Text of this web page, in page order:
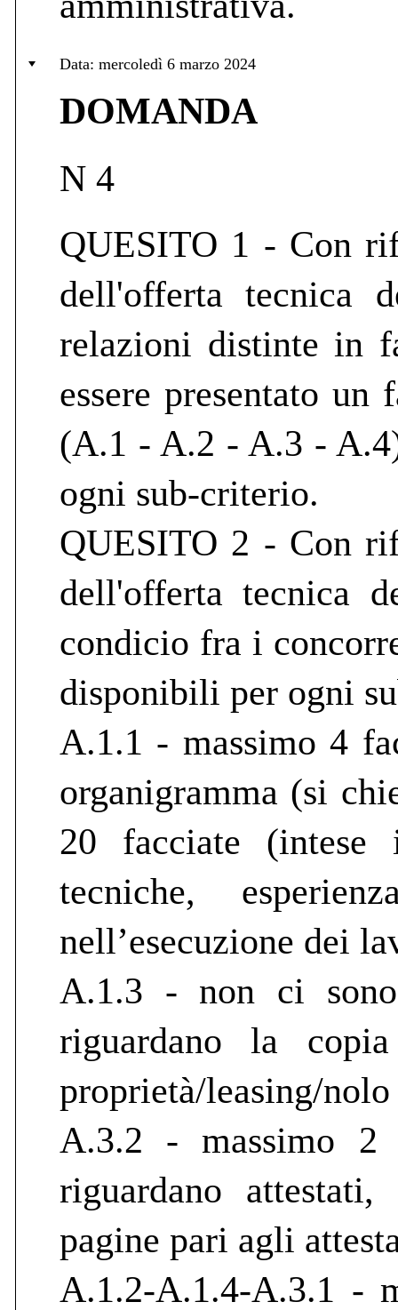
Data: mercoledì 6 marzo 2024
DOMANDA
N 4
QUESITO 1 - Con
dell'offerta tecnica
relazioni distinte in
essere presentato
(A.1 - A.2 - A.3 -
ogni sub-criterio.
QUESITO 2 - Con
dell'offerta tecnica
condicio fra i
disponibili per ogni
A.1.1 - massimo 4
organigramma (si
20 facciate
tecniche,
nell’esecuzione dei
A.1.3 - non ci
riguardano la
proprietà/leasing/
A.3.2 - massimo
riguardano
pagine pari agli
A.1.2-A.1.4-A.3.1 -